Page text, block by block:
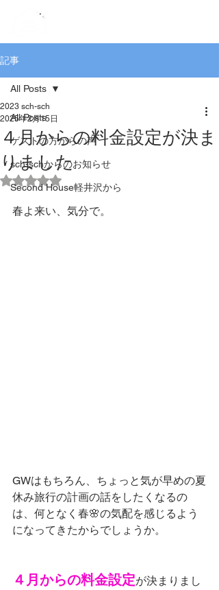
記事
All Posts
ゲストの方からの声
sch-schからのお知らせ
Second House軽井沢から
All Posts
４月からの料金設定が決ま
りました
2023 sch-sch
2025年2月15日
5つ星のうちNaNと評価されています。
春よ来い、気分で。
GWはもちろん、ちょっと気が早めの夏
休み旅行の計画の話をしたくなるの
は、何となく春🌸の気配を感じるよう
になってきたからでしょうか。
４月からの料金設定が決まりまし